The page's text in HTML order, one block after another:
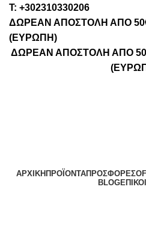
Τ: +302310330206
ΔΩΡΕΑΝ ΑΠΟΣΤΟΛΗ ΑΠΟ
(ΕΥΡΩΠΗ)
ΔΩΡΕΑΝ ΑΠΟΣΤΟΛΗ ΑΠΟ
ΑΡΧΙΚΉ ΠΡΟΪΌΝΤΑΠΡΟΣΦΟΡΈΣ
BLOG